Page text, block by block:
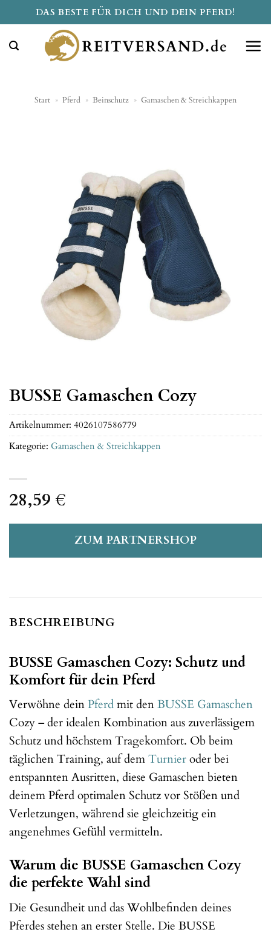
Inhalt
springen
DAS BESTE FÜR DICH UND DEIN PFERD!
Start » Pferd » Beinschutz » Gamaschen & Streichkappen
BUSSE Gamaschen Cozy
28,59 €
ZUM PARTNERSHOP
Artikelnummer: 4026107586779
Kategorie: Gamaschen & Streichkappen
BESCHREIBUNG
BUSSE Gamaschen Cozy: Schutz und
Komfort für dein Pferd
Verwöhne deinPferdmit denBUSSE Gamaschen
Cozy – der idealen Kombination aus zuverlässigem
Schutz und höchstem Tragekomfort. Ob beim
täglichen Training, auf demTurnieroder bei
entspannten Ausritten, diese Gamaschen bieten
deinem Pferd optimalen Schutz vor Stößen und
Verletzungen, während sie gleichzeitig ein
angenehmes Gefühl vermitteln.
Warum die BUSSE Gamaschen Cozy
die perfekte Wahl sind
Die Gesundheit und das Wohlbefinden deines
Pferdes stehen an erster Stelle. Die BUSSE